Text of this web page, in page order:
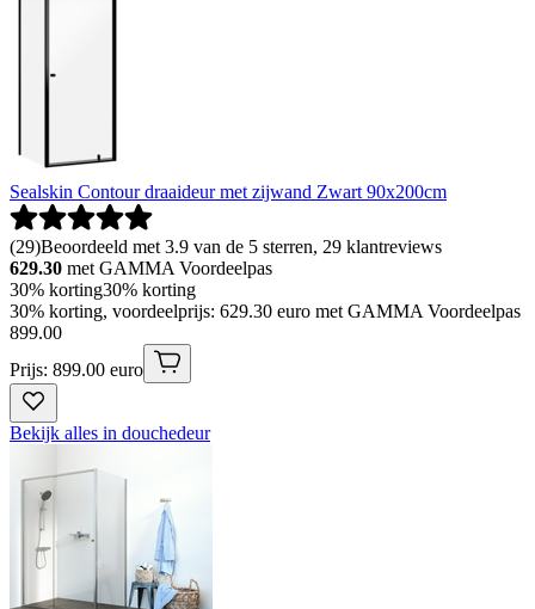
Sealskin Contour draaideur met zijwand Zwart 90x200cm
(29)Beoordeeld met 3.9 van de 5 sterren, 29 klantreviews
629.30 met GAMMA Voordeelpas
30% korting30% korting
30% korting, voordeelprijs: 629.30 euro met GAMMA Voordeelpas
899.00
Prijs: 899.00 euro
Bekijk alles in douchedeur